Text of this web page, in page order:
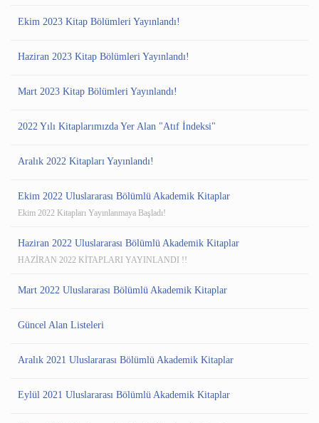
Ekim 2023 Kitap Bölümleri Yayınlandı!
Haziran 2023 Kitap Bölümleri Yayınlandı!
Mart 2023 Kitap Bölümleri Yayınlandı!
2022 Yılı Kitaplarımızda Yer Alan "Atıf İndeksi"
Aralık 2022 Kitapları Yayınlandı!
Ekim 2022 Uluslararası Bölümlü Akademik Kitaplar
Ekim 2022 Kitapları Yayınlanmaya Başladı!
Haziran 2022 Uluslararası Bölümlü Akademik Kitaplar
HAZİRAN 2022 KİTAPLARI YAYINLANDI !!
Mart 2022 Uluslararası Bölümlü Akademik Kitaplar
Güncel Alan Listeleri
Aralık 2021 Uluslararası Bölümlü Akademik Kitaplar
Eylül 2021 Uluslararası Bölümlü Akademik Kitaplar